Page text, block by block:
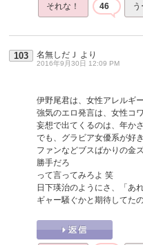
それな！ 46
103 名無しだＪ より
2016年9月30日 12:09 PM
伊野尾君は、女性アレルギ
強気のエロ発言は、女性コ
妄想で出てくるのは、年か
でも、グラビア女優系が好
ファンなどブスばかりの金
勝手だろ
って言ってみろよ 笑
日下瑛治のようにさ、「あ
ギャー騒ぐかと期待してた